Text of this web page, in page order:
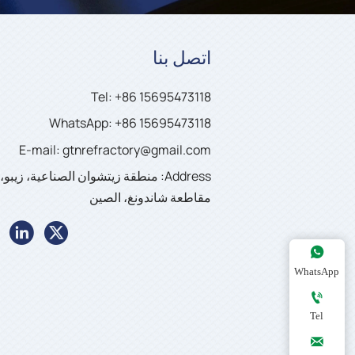
اتصل بنا
Tel: +86 15695473118
WhatsApp: +86 15695473118
E-mail: gtnrefractory@gmail.com
Address: منطقة زيتشوان الصناعية، زيبو،
مقاطعة شاندونغ، الصين
 

WhatsApp

Tel
